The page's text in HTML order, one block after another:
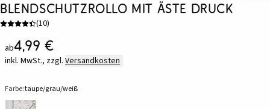
Blendschutzrollo mit Äste Druck
(10)
ab4,99 €
inkl. MwSt., zzgl. Versandkosten
Farbe:taupe/grau/weiß